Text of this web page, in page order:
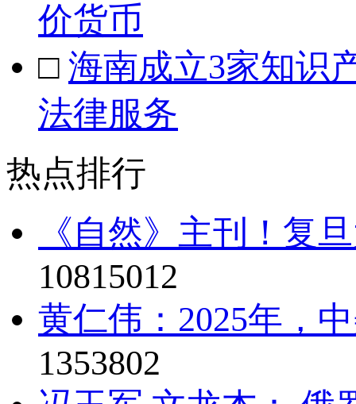
价货币
□ 海南成立3家知识
法律服务
热点排行
《自然》主刊！复
10815012
黄仁伟：2025年，
1353802